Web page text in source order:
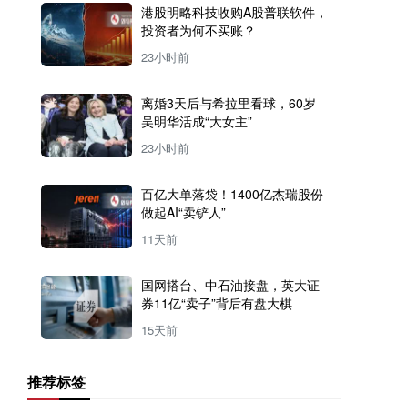
港股明略科技收购A股普联软件，
投资者为何不买账？
23小时前
离婚3天后与希拉里看球，60岁
吴明华活成“大女主”
23小时前
百亿大单落袋！1400亿杰瑞股份
做起AI“卖铲人”
11天前
国网搭台、中石油接盘，英大证
券11亿“卖子”背后有盘大棋
15天前
推荐标签